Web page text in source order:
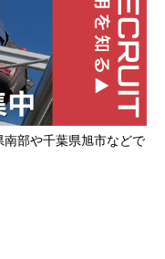
部や千葉県旭市などで